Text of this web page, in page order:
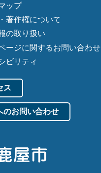
ップ
著作権について
の取り扱い
ージに関するお問い合わせ
ビリティ
ス
のお問い合わせ